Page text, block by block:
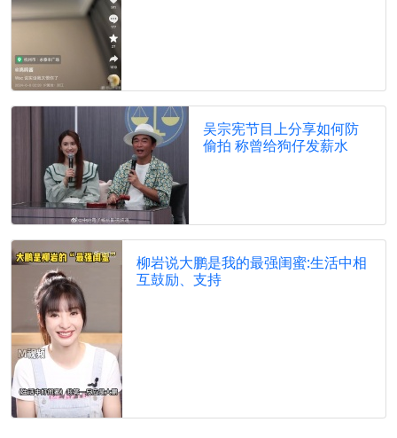
吴宗宪节目上分享如何防
偷拍 称曾给狗仔发薪水
柳岩说大鹏是我的最强闺蜜:生活中相
互鼓励、支持